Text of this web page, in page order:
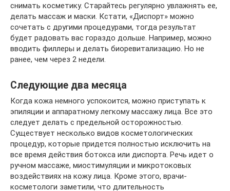
снимать косметику. Старайтесь регулярно увлажнять ее,
делать массаж и маски. Кстати, «Диспорт» можно
сочетать с другими процедурами, тогда результат
будет радовать вас гораздо дольше. Например, можно
вводить филлеры и делать биоревитализацию. Но не
ранее, чем через 2 недели.
Следующие два месяца
Когда кожа немного успокоится, можно приступать к
эпиляции и аппаратному легкому массажу лица. Все это
следует делать с предельной осторожностью.
Существует несколько видов косметологических
процедур, которые придется полностью исключить на
все время действия ботокса или диспорта. Речь идет о
ручном массаже, миостимуляции и микротоковых
воздействиях на кожу лица. Кроме этого, врачи-
косметологи заметили, что длительность